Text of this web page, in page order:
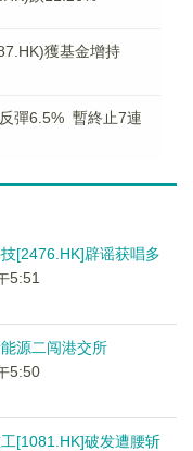
獲基金增持
彈6.5% 暫終止7連
技[2476.HK]辟谣获唱多
5:51
源二闯港交所
5:50
工[1081.HK]破发遭腰斩